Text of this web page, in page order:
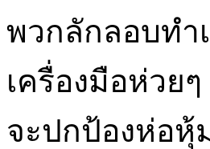
พวกลักลอบทำ
เครื่องมือห่วย
จะปกป้องห่อหุ้